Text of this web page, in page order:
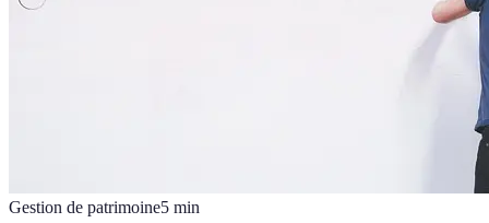
Gestion de patrimoine5 min